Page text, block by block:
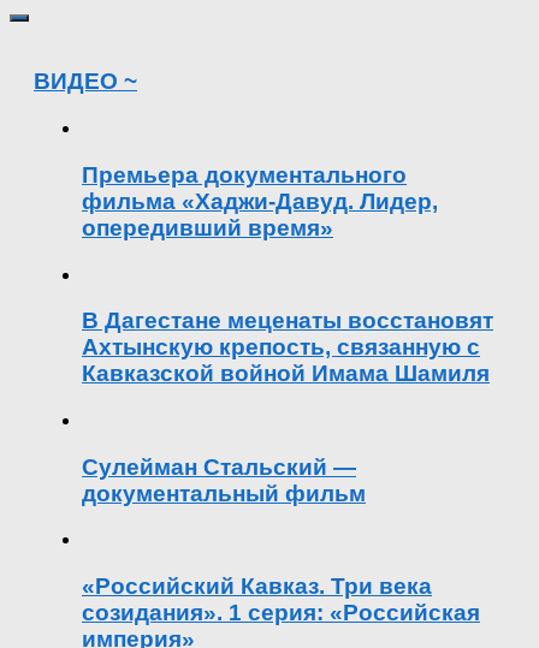
ВИДЕО ~
Премьера документального
фильма «Хаджи-Давуд. Лидер,
опередивший время»
В Дагестане меценаты восстановят
Ахтынскую крепость, связанную с
Кавказской войной Имама Шамиля
Сулейман Стальский —
документальный фильм
«Российский Кавказ. Три века
созидания». 1 серия: «Российская
империя»